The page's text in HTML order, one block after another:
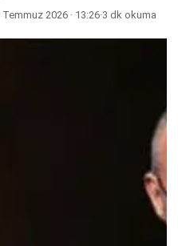
Temmuz 2026 · 13:26·3 dk okuma